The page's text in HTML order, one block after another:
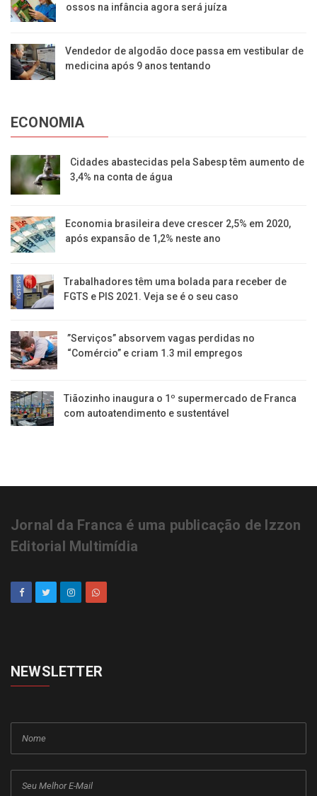
ossos na infância agora será juíza
Vendedor de algodão doce passa em vestibular de
medicina após 9 anos tentando
ECONOMIA
Cidades abastecidas pela Sabesp têm aumento de
3,4% na conta de água
Economia brasileira deve crescer 2,5% em 2020,
após expansão de 1,2% neste ano
Trabalhadores têm uma bolada para receber de
FGTS e PIS 2021. Veja se é o seu caso
​”Serviços” absorvem vagas perdidas no
“Comércio” e criam 1.3 mil empregos
Tiãozinho inaugura o 1º supermercado de Franca
com autoatendimento e sustentável
Jornal da Franca é uma publicação de Izzon
Editorial Multimídia
NEWSLETTER